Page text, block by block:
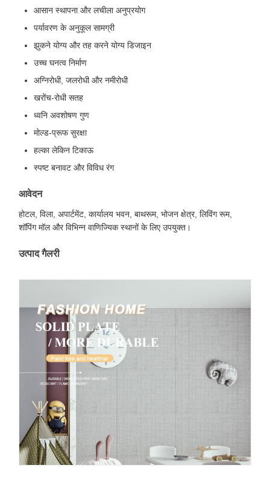
आसान स्थापना और लचीला अनुप्रयोग
पर्यावरण के अनुकूल सामग्री
झुकने योग्य और तह करने योग्य डिजाइन
उच्च घनत्व निर्माण
अग्निरोधी, जलरोधी और नमीरोधी
खरोंच-रोधी सतह
ध्वनि अवशोषण गुण
मोल्ड-प्रूफ सुरक्षा
हल्का लेकिन टिकाऊ
स्पष्ट बनावट और विविध रंग
आवेदन
होटल, विला, अपार्टमेंट, कार्यालय भवन, बाथरूम, भोजन क्षेत्र, लिविंग रूम,
शॉपिंग मॉल और विभिन्न वाणिज्यिक स्थानों के लिए उपयुक्त।
उत्पाद गैलरी